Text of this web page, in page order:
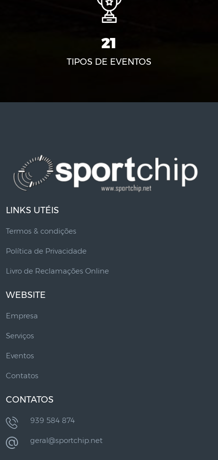
21
TIPOS DE EVENTOS
LINKS UTÉIS
Termos & condições
Política de Privacidade
Livro de Reclamações Online
WEBSITE
Empresa
Serviços
Eventos
Contatos
CONTATOS
939 584 874
geral@sportchip.net